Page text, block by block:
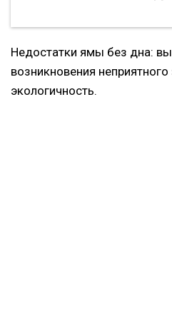
Недостатки ямы без дна:
возникновения неприятного
экологичность.